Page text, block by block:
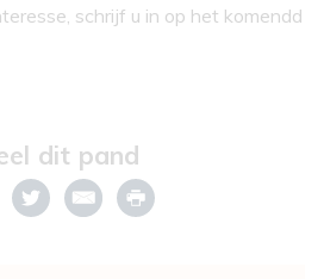
schrijf u in op het komendd
dit pand